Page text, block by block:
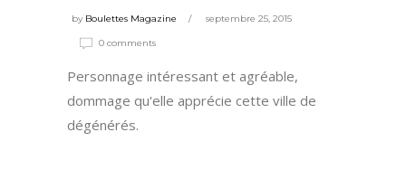
by Boulettes Magazine septembre 25, 2015
0 comments
Personnage intéressant et agréable,
dommage qu'elle apprécie cette ville de
dégénérés.